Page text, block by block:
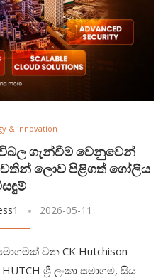
& Innovation
සවිබල ගැන්වීම වෙනුවෙන්
වෙතින් ලොව පිළිගත් ගෝලීය
2026-05-11
වන CK Hutchison
ශ්‍රී ලංකා සමාගම, සිය